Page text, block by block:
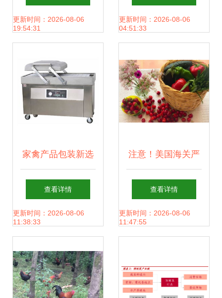
鸭养殖新潮流
更新时间：2026-08-06
19:54:31
鸭子的生动故事
更新时间：2026-08-06
04:51:33
家禽产品包装新选
择 莱芜双室真空包
装机助力济南冠邦
查看详情
更新时间：2026-08-06
11:38:33
注意！美国海关严
查，这些东西千万
别带——超全食品
查看详情
更新时间：2026-08-06
11:47:55